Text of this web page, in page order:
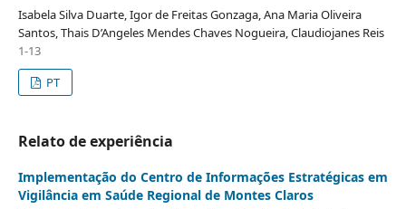
Isabela Silva Duarte, Igor de Freitas Gonzaga, Ana Maria Oliveira
Santos, Thais D’Angeles Mendes Chaves Nogueira, Claudiojanes Reis
1-13
PT
Relato de experiência
Implementação do Centro de Informações Estratégicas em
Vigilância em Saúde Regional de Montes Claros